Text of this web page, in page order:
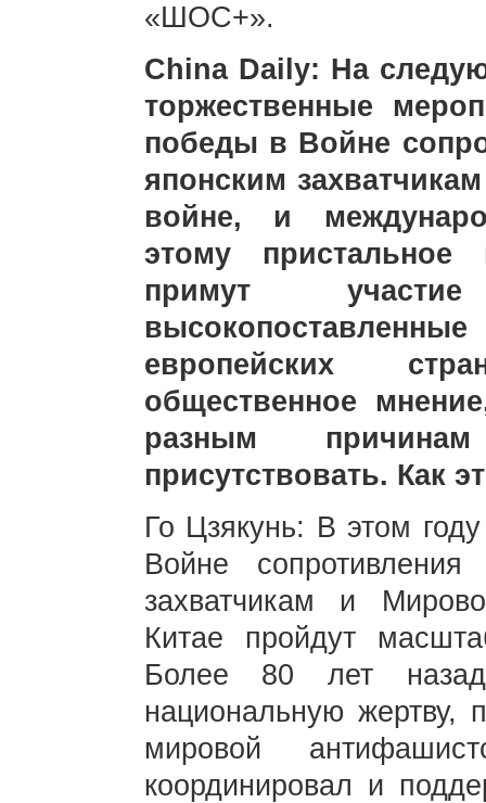
«ШОС+».
China Daily: На
торжественные
победы в Войне
японским
войне, и
этому
примут
европейских
общественное
разным
присутствовать. Как
Го Цзякунь: В этом
Войне сопротивления
захватчикам и
Китае пройдут
Более 80 лет
национальную жертву,
мировой
координировал и